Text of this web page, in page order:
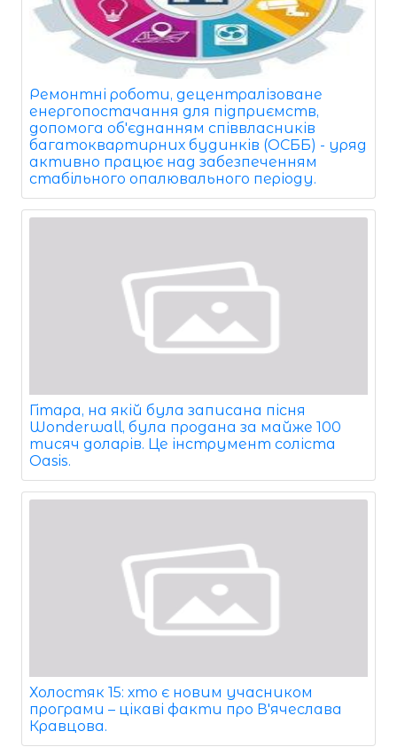
Ремонтні роботи, децентралізоване
енергопостачання для підприємств,
допомога об'єднанням співвласників
багатоквартирних будинків (ОСББ) - уряд
активно працює над забезпеченням
стабільного опалювального періоду.
Гітара, на якій була записана пісня
Wonderwall, була продана за майже 100
тисяч доларів. Це інструмент соліста
Oasis.
Холостяк 15: хто є новим учасником
програми – цікаві факти про В'ячеслава
Кравцова.